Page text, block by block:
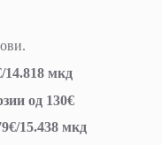
мкд
од 130€
15.438 мкд